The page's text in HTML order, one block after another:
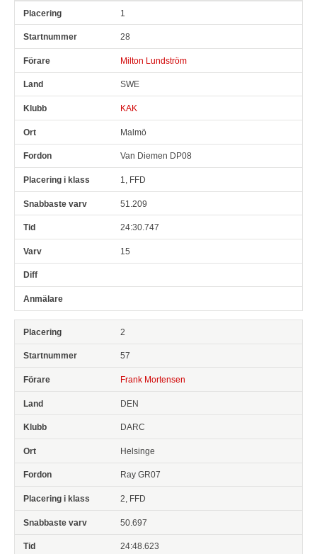
Pl Snr 1
28
Milton Lundström
SWE
KAK
Malmö
Van Diemen DP08
1, FFD
51.209
24:30.747
15
2
57
Frank Mortensen
DEN
DARC
Helsinge
Ray GR07
2, FFD
50.697
24:48.623